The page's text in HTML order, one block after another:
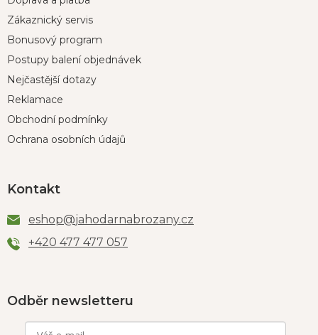
Zákaznický servis
Bonusový program
Postupy balení objednávek
Nejčastější dotazy
Reklamace
Obchodní podmínky
Ochrana osobních údajů
Kontakt
eshop@jahodarnabrozany.cz
+420 477 477 057
Odběr newsletteru